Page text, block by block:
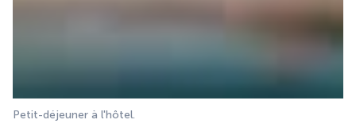
Petit-déjeuner à l'hôtel.